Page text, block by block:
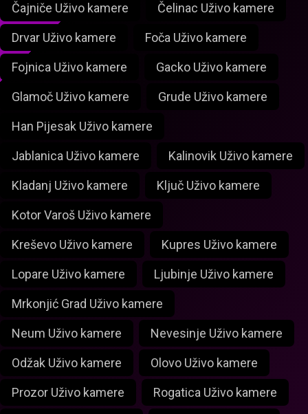
Čajniče Uživo kamere Čelinac Uživo kamere
Drvar Uživo kamere Foča Uživo kamere
Fojnica Uživo kamere Gacko Uživo kamere
Glamoč Uživo kamere Grude Uživo kamere
Han Pijesak Uživo kamere
Jablanica Uživo kamere Kalinovik Uživo kamere
Kladanj Uživo kamere Ključ Uživo kamere
Kotor Varoš Uživo kamere
Kreševo Uživo kamere Kupres Uživo kamere
Lopare Uživo kamere Ljubinje Uživo kamere
Mrkonjić Grad Uživo kamere
Neum Uživo kamere Nevesinje Uživo kamere
Odžak Uživo kamere Olovo Uživo kamere
Prozor Uživo kamere Rogatica Uživo kamere